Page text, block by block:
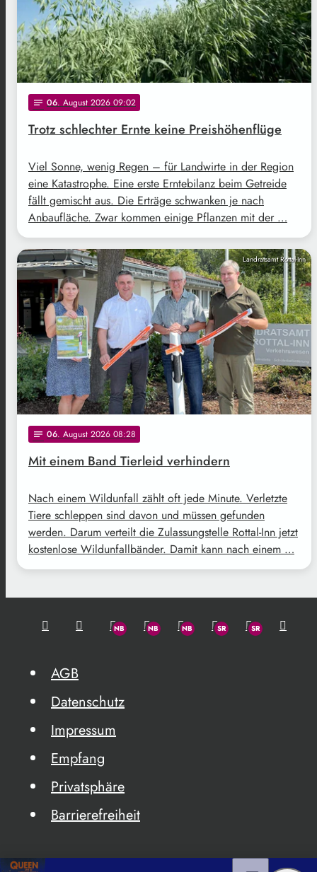
notes 06. August 2026 09:02
Trotz schlechter Ernte keine Preishöhenflüge
Viel Sonne, wenig Regen – für Landwirte in der Region
eine Katastrophe. Eine erste Erntebilanz beim Getreide
fällt gemischt aus. Die Erträge schwanken je nach
Anbaufläche. Zwar kommen einige Pflanzen mit der …
Landratsamt Rottal-Inn
notes 06. August 2026 08:28
Mit einem Band Tierleid verhindern
Nach einem Wildunfall zählt oft jede Minute. Verletzte
Tiere schleppen sind davon und müssen gefunden
werden. Darum verteilt die Zulassungstelle Rottal-Inn jetzt
kostenlose Wildunfallbänder. Damit kann nach einem …
AGB
Datenschutz
Impressum
Empfang
Privatsphäre
Barrierefreiheit